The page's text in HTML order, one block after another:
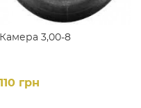
Камера 3,00-8
110 грн